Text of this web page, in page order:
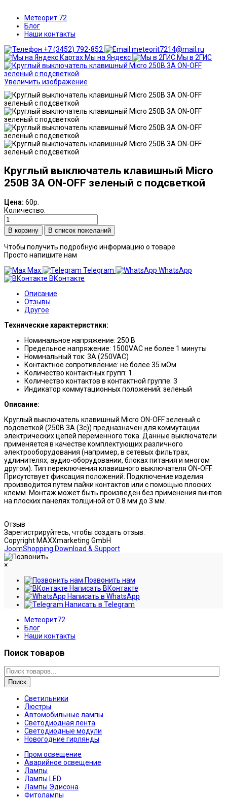
Метеорит 72
Блог
Наши контакты
+7 (3452) 792-852
meteorit7214@mail.ru
Мы на Яндекс
Мы в 2ГИС
Увеличить изображение
Круглый выключатель клавишный Micro
250В 3А ON-OFF зеленый с подсветкой
Цена: 60р.
Количество:
В список пожеланий
Чтобы получить подробную информацию о товаре
Просто напишите нам
Max
Telegram
WhatsApp
ВКонтакте
Описание
Отзывы
Другое
Технические характеристики:
Номинальное напряжение: 250 В
Предельное напряжение: 1500VАС не более 1 минуты
Номинальный ток: 3A (250VAC)
Контактное сопротивление: не более 35 мОм
Количество контактных групп: 1
Количество контактов в контактной группе: 3
Индикатор коммутационных положений: зеленый
Описание:
Круглый выключатель клавишный Micro ON-OFF зеленый с
подсветкой (250В 3А (3с)) предназначен для коммутации
электрических цепей переменного тока. Данные выключатели
применяется в качестве комплектующих различного
электрооборудования (например, в сетевых фильтрах,
удлинителях, аудио-оборудовании, блоках питания и многом
другом). Тип переключения клавишного выключателя ON-OFF.
Присутствует фиксация положений. Подключение изделия
производится путем пайки контактов или с помощью плоских
клемм. Монтаж может быть произведен без применения винтов
на плоских панелях толщиной от 0.8 мм до 3 мм.
Отзыв
Зарегистрируйтесь, чтобы создать отзыв.
Copyright MAXXmarketing GmbH
JoomShopping Download & Support
×
Позвонить нам
Написать ВКонтакте
Написать в WhatsApp
Написать в Telegram
Метеорит72
Блог
Наши контакты
Поиск товаров
Поиск
Светильники
Люстры
Автомобильные лампы
Светодиодная лента
Светодиодные модули
Новогодние гирлянды
Пром освещение
Аварийное освещение
Лампы
Лампы LED
Лампы Эдисона
Фитолампы